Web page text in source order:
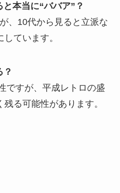
本当に“ババア”？
、10代から見ると立派な
しています。
ですが、平成レトロの盛
る可能性があります。